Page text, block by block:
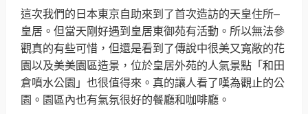
這次我們的日本東京自助來到了首次造訪的天皇住所–
皇居。但當天剛好遇到皇居東御苑有活動。所以無法參
觀真的有些可惜，但還是看到了傳說中很美又寬敞的花
園以及美美園區造景，位於皇居外苑的人氣景點「和田
倉噴水公園」也很值得來。真的讓人看了嘆為觀止的公
園。園區內也有氣氛很好的餐廳和咖啡廳。